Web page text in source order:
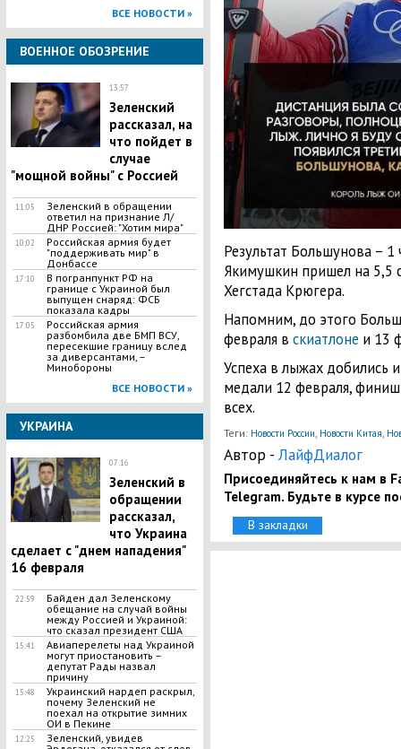
ВСЕ НОВОСТИ »
ВОЕННОЕ ОБОЗРЕНИЕ
13:57
Зеленский
рассказал, на
что пойдет в
случае
"мощной войны" с Россией
11:05
Зеленский в обращении
ответил на признание Л/
ДНР Россией: "Хотим мира"
10:02
Российская армия будет
"поддерживать мир" в
Донбассе
17:10
В погранпункт РФ на
границе с Украиной был
выпущен снаряд: ФСБ
показала кадры
17:05
Российская армия
разбомбила две БМП ВСУ,
пересекшие границу вслед
за диверсантами, –
Минобороны
ВСЕ НОВОСТИ »
УКРАИНА
07:16
Зеленский в
обращении
рассказал,
что Украина
сделает с "днем нападения"
16 февраля
22:59
Байден дал Зеленскому
обещание на случай войны
между Россией и Украиной:
что сказал президент США
15:41
Авиаперелеты над Украиной
могут приостановить –
депутат Рады назвал
причину
15:48
Украинский нардеп раскрыл,
почему Зеленский не
поехал на открытие зимних
ОИ в Пекине
12:25
Зеленский, увидев
Результат Большунова –
Якимушкин пришел на 5,5
Хегстада Крюгера.
Напомним, до этого
февраля в скиатлоне и 13
Успеха в лыжах добились
медали 12 февраля,
всех.
Теги: Новости России, Новости Китая,
Автор - ЛайфДиалог
Присоединяйтесь к нам в
Telegram. Будьте в курсе
В закладки